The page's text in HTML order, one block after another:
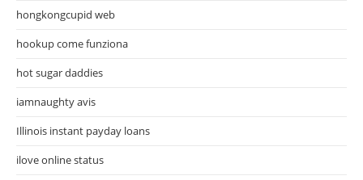
hongkongcupid web
hookup come funziona
hot sugar daddies
iamnaughty avis
Illinois instant payday loans
ilove online status